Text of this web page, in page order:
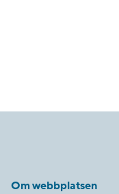
Om webbplatsen